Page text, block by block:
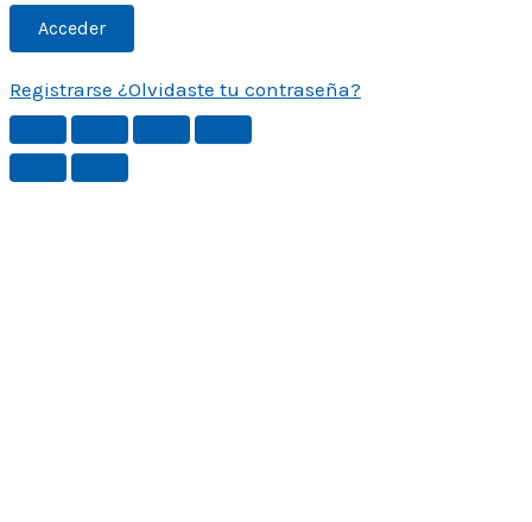
Registrarse ¿Olvidaste tu contraseña?